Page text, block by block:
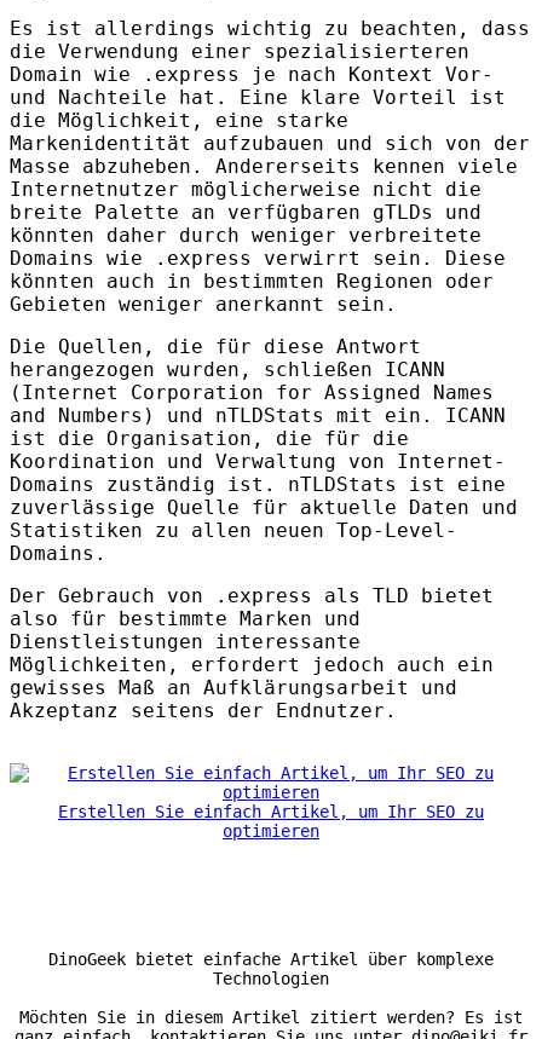
Es ist allerdings wichtig zu beachten, dass
die Verwendung einer spezialisierteren
Domain wie .express je nach Kontext Vor-
und Nachteile hat. Eine klare Vorteil ist
die Möglichkeit, eine starke
Markenidentität aufzubauen und sich von der
Masse abzuheben. Andererseits kennen viele
Internetnutzer möglicherweise nicht die
breite Palette an verfügbaren gTLDs und
könnten daher durch weniger verbreitete
Domains wie .express verwirrt sein. Diese
könnten auch in bestimmten Regionen oder
Gebieten weniger anerkannt sein.
Die Quellen, die für diese Antwort
herangezogen wurden, schließen ICANN
(Internet Corporation for Assigned Names
and Numbers) und nTLDStats mit ein. ICANN
ist die Organisation, die für die
Koordination und Verwaltung von Internet-
Domains zuständig ist. nTLDStats ist eine
zuverlässige Quelle für aktuelle Daten und
Statistiken zu allen neuen Top-Level-
Domains.
Der Gebrauch von .express als TLD bietet
also für bestimmte Marken und
Dienstleistungen interessante
Möglichkeiten, erfordert jedoch auch ein
gewisses Maß an Aufklärungsarbeit und
Akzeptanz seitens der Endnutzer.
Erstellen Sie einfach Artikel, um Ihr SEO zu
optimieren
DinoGeek bietet einfache Artikel über komplexe
Technologien
Möchten Sie in diesem Artikel zitiert werden? Es ist